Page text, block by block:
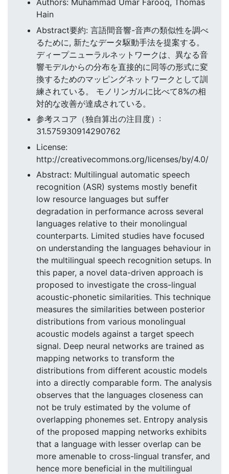
Authors: Muhammad Umar Farooq, Thomas
Hain
Abstract要約: 言語間音響-音声の類似性を調べ
るために, 新たなデータ駆動手法を提案する。
ディープニューラルネットワークは、異なる音
響モデルからの分布を直接的に同等の形式に変
換するためのマッピングネットワークとして訓
練されている。 モノリンガルに比べて8%の相
対的な改善が達成されている。
参考スコア（独自算出の注目度）:
31.575930914290762
License:
http://creativecommons.org/licenses/by/4.0/
Abstract: Multilingual automatic speech
recognition (ASR) systems mostly benefit
low resource languages but suffer
degradation in performance across several
languages relative to their monolingual
counterparts. Limited studies have focused
on understanding the languages behaviour in
the multilingual speech recognition setups. In
this paper, a novel data-driven approach is
proposed to investigate the cross-lingual
acoustic-phonetic similarities. This technique
measures the similarities between posterior
distributions from various monolingual
acoustic models against a target speech
signal. Deep neural networks are trained as
mapping networks to transform the
distributions from different acoustic models
into a directly comparable form. The analysis
observes that the languages closeness can
not be truly estimated by the volume of
overlapping phonemes set. Entropy analysis
of the proposed mapping networks exhibits
that a language with lesser overlap can be
more amenable to cross-lingual transfer, and
hence more beneficial in the multilingual